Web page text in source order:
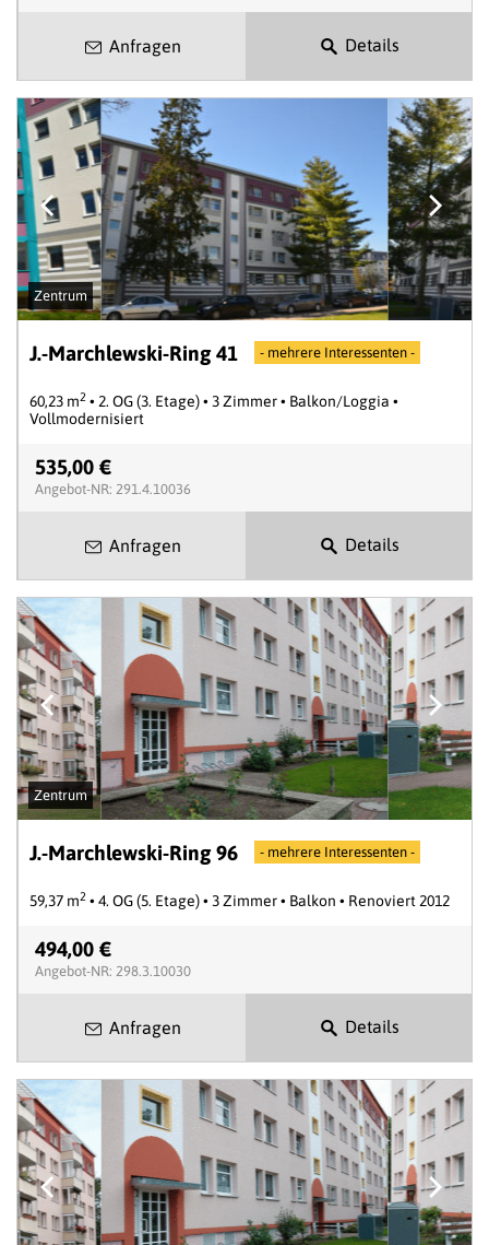
Anfragen Details
Zentrum
J.-Marchlewski-Ring 41 - mehrere Interessenten -
60,23 m2 • 2. OG (3. Etage) • 3 Zimmer • Balkon/Loggia •
Vollmodernisiert
535,00 €
Angebot-NR: 291.4.10036
Anfragen Details
Zentrum
J.-Marchlewski-Ring 96 - mehrere Interessenten -
59,37 m2 • 4. OG (5. Etage) • 3 Zimmer • Balkon • Renoviert 2012
494,00 €
Angebot-NR: 298.3.10030
Anfragen Details